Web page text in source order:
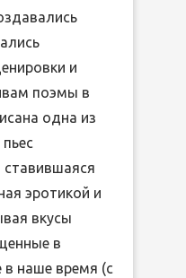
и
поэмы в
одна из
ставившаяся
эротикой и
вкусы
в
в наше время (с